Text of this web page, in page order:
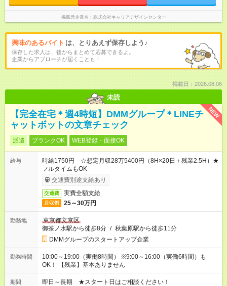
掲載元企業名 株式会社キャリアデザインセンター
興味のあるバイト は、とりあえず保存しよう♪
保存した求人は、後からまとめて応募できるよ。
企業からアプローチが届くことも！
掲載日：2026.08.06
未読
NEW
【完全在宅＊週4時短】DMMグループ＊LINEチ
ャットボットの文章チェック
派遣 ブランクOK WEB登録・面接OK
給与
時給1750円 ☆想定月収28万5400円（8H×20日＋残業2.5H）★
フルタイムもOK
交通費別途支給あり
交通費 実費全額支給
月収例 25～30万円
勤務地
東京都文京区
御茶ノ水駅から徒歩8分 / 秋葉原駅から徒歩11分
DMMグループのスタートアップ企業
勤務時間
10:00～19:00（実働8時間） ※9:00～16:00（実働6時間）も
OK！ 【残業】基本ありません
期間 即日～長期 ★スタート日はご相談ください！